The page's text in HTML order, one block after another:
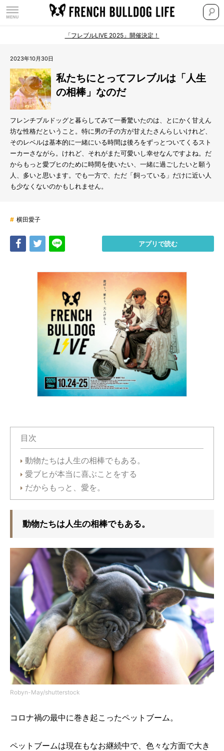
「フレブルLIVE 2025」開催決定！
2023年10月30日
私たちにとってフレブルは「人生
の相棒」なのだ
フレンチブルドッグと暮らしてみて一番驚いたのは、とにかく甘えん
坊な性格だということ。特に男の子の方が甘えたさんらしいけれど、
そのレベルは基本的に一緒にいる時間は後ろをずっとついてくるスト
ーカーさながら。けれど、それがまた可愛いし幸せなんですよね。だ
からもっと愛ブヒのために時間を使いたい、一緒に過ごしたいと願う
人、多いと思います。でも一方で、ただ「飼っている」だけに近い人
も少なくないのかもしれません。
# 横田愛子
Share Tweet アプリで読む
目次
動物たちは人生の相棒でもある。
愛ブヒが本当に喜ぶことをする
だからもっと、愛を。
動物たちは人生の相棒でもある。
Robyn-May/shutterstock
コロナ禍の最中に巻き起こったペットブーム。
ペットブームは現在もなお継続中で、色々な方面で大き